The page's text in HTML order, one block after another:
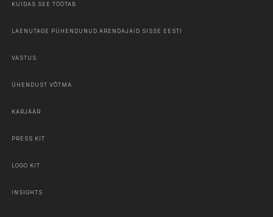
KUIDAS SEE TÖÖTAB
LAENUTAGE PÜHENDUNUD ARENDAJAID SISSE EESTI
VASTUS
ÜHENDUST VÕTMA
KARJÄÄR
PRESS KIT
LOGO KIT
INSIGHTS